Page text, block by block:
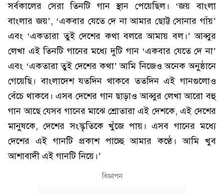
সর্বকালের সেরা তিনটি গান স্থান পেয়েছিল। ‘জয় বাংলা
বাংলার জয়’, ‘একবার যেতে দে না আমার ছোট্ট সোনার গাঁয়’
এবং ‘একতারা তুই দেশের কথা বলরে আমায় বল।’ আব্বুর
লেখা এই তিনটি গানের মধ্যে দুটি গান ‘একবার যেতে দে না’
এবং ‘একতারা তুই দেশের কথা’ আমি নিজেও অনেক অনুষ্ঠানে
গেয়েছি। বাংলাদেশ যতদিন থাকবে ততদিন এই গানগুলোও
বেঁচে থাকবে। এসব দেশের গান ছাড়াও আব্বুর লেখা আরো বহু
গান আছে যেসব গানের মাঝে শ্রোতারা এই দেশকে, এই দেশের
মানুষকে, দেশের সংস্কৃতিকে খুঁজে পায়। এসব গানের মধ্যে
দেশের এই গানটি প্রকাশ পাচ্ছে আমার কণ্ঠে। আমি খুব
আশাবাদী এই গানটি নিয়ে।’
বিজ্ঞাপন